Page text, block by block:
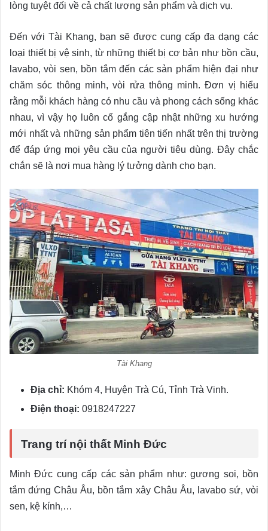
lòng tuyệt đối về cả chất lượng sản phẩm và dịch vụ.
Đến với Tài Khang, bạn sẽ được cung cấp đa dạng các
loại thiết bị vệ sinh, từ những thiết bị cơ bản như bồn cầu,
lavabo, vòi sen, bồn tắm đến các sản phẩm hiện đại như
chăm sóc thông minh, vòi rửa thông minh. Đơn vị hiểu
rằng mỗi khách hàng có nhu cầu và phong cách sống khác
nhau, vì vậy họ luôn cố gắng cập nhật những xu hướng
mới nhất và những sản phẩm tiên tiến nhất trên thị trường
để đáp ứng mọi yêu cầu của người tiêu dùng. Đây chắc
chắn sẽ là nơi mua hàng lý tưởng dành cho bạn.
Tài Khang
Địa chỉ: Khóm 4, Huyện Trà Cú, Tỉnh Trà Vinh.
Điện thoại: 0918247227
Trang trí nội thất Minh Đức
Minh Đức cung cấp các sản phẩm như: gương soi, bồn
tắm đứng Châu Âu, bồn tắm xây Châu Âu, lavabo sứ, vòi
sen, kệ kính,…